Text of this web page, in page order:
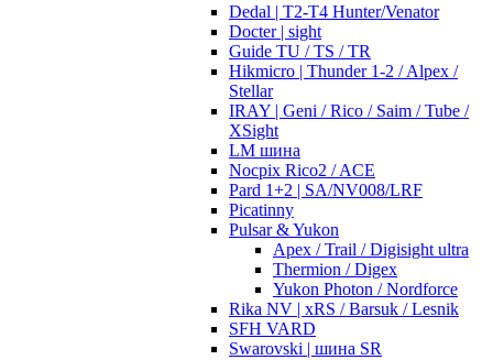
Dedal | T2-T4 Hunter/Venator
Docter | sight
Guide TU / TS / TR
Hikmicro | Thunder 1-2 / Alpex /
Stellar
IRAY | Geni / Rico / Saim / Tube /
XSight
LM шина
Nocpix Rico2 / ACE
Pard 1+2 | SA/NV008/LRF
Picatinny
Pulsar & Yukon
Apex / Trail / Digisight ultra
Thermion / Digex
Yukon Photon / Nordforce
Rika NV | xRS / Barsuk / Lesnik
SFH VARD
Swarovski | шина SR